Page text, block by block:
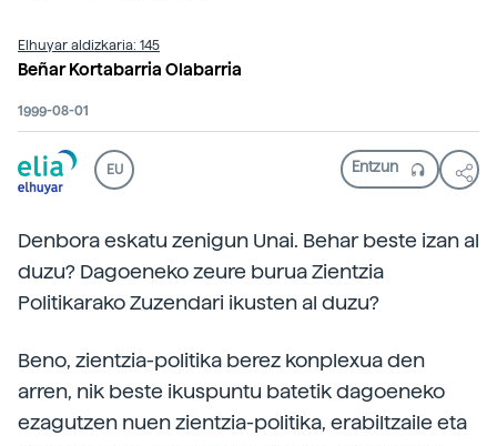
Elhuyar aldizkaria: 145
Beñar Kortabarria Olabarria
1999-08-01
EU
Denbora eskatu zenigun Unai. Behar beste izan al
duzu? Dagoeneko zeure burua Zientzia
Politikarako Zuzendari ikusten al duzu?
Beno, zientzia-politika berez konplexua den
arren, nik beste ikuspuntu batetik dagoeneko
ezagutzen nuen zientzia-politika, erabiltzaile eta